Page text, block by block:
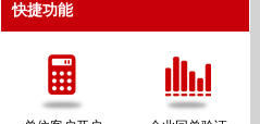
快捷功能